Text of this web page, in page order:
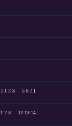
[ 1 2 3 … 5 6 7 ]
1 2 3 … 12 13 14 ]